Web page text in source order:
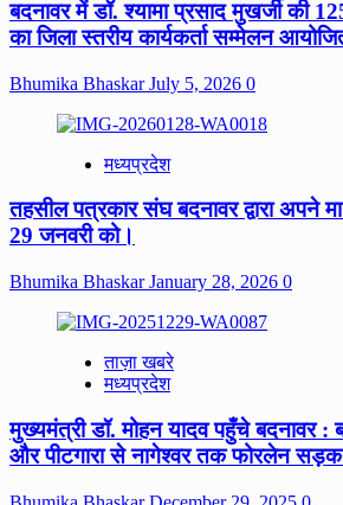
बदनावर में डॉ. श्यामा प्रसाद मुखर्जी की
का जिला स्तरीय कार्यकर्ता सम्मेलन
Bhumika BhaskarJuly 5, 2026 0
मध्यप्रदेश
तहसील पत्रकार संघ बदनावर द्वारा अपने
29 जनवरी को।
Bhumika BhaskarJanuary 28, 2026 0
ताज़ा खबरे
मध्यप्रदेश
मुख्यमंत्री डॉ. मोहन यादव पहुँचे बदनावर :
और पीटगारा से नागेश्वर तक फोरलेन